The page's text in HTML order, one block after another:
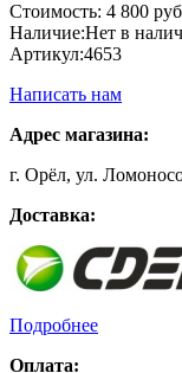
Стоимость: 4 800
Наличие:Нет в
Артикул:4653
Написать нам
Адрес магазина:
г. Орёл, ул.
Доставка:
Подробнее
Оплата: